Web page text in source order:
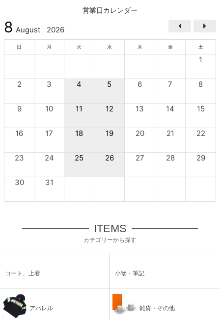
営業日カレンダー
8 August 2026
日 月 火 水 木 金 土
1
2 3 4 5 6 7 8
9 10 11 12 13 14 15
16 17 18 19 20 21 22
23 24 25 26 27 28 29
30 31
ITEMS
カテゴリーから探す
コート、上着 小物・筆記
アパレル 雑貨・その他